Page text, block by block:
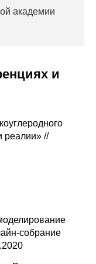
академии
и
реалии» //
собрание